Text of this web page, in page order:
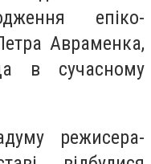
епіко-
Авраменка,
в сучасному
режисера-